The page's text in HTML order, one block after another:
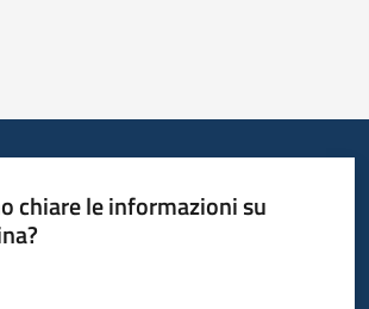
chiare le informazioni su